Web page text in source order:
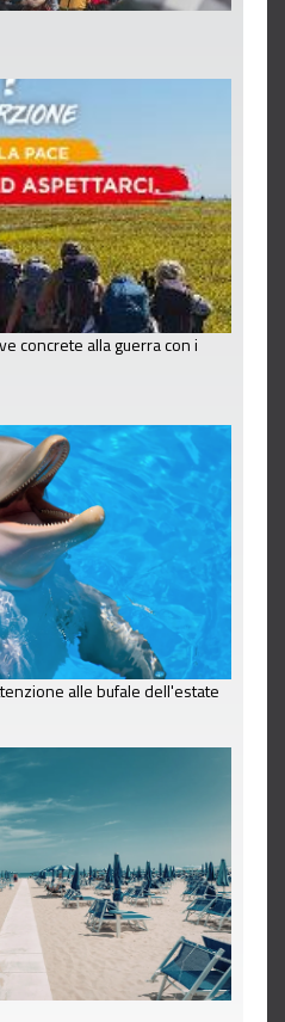
concrete alla guerra con i
alle bufale dell'estate